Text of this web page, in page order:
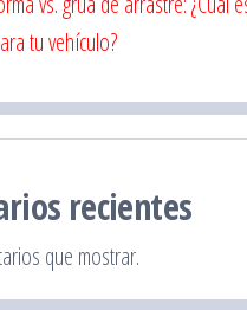
tu vehículo?
recientes
que mostrar.